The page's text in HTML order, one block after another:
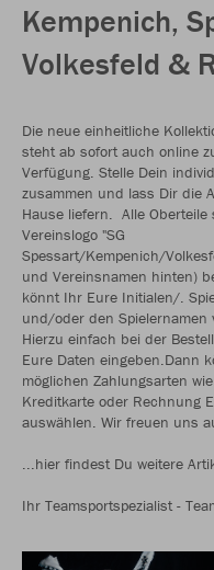
Kempenich,
Volkesfeld &
Die neue einheitliche
steht ab sofort auch online
Verfügung. Stelle Dein
zusammen und lass Dir die
Hause liefern. Alle Oberteile
Vereinslogo "SG
Spessart/Kempenich/
und Vereinsnamen hinten)
könnt Ihr Eure Initialen/.
und/oder den Spielernamen
Hierzu einfach bei der
Eure Daten eingeben.Dann
möglichen Zahlungsarten wie
Kreditkarte oder Rechnung
auswählen. Wir freuen uns
...hier findest Du weitere
Ihr Teamsportspezialist -